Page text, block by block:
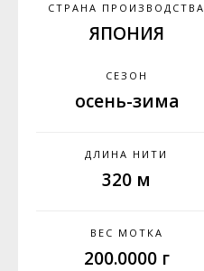
СТРАНА ПРОИЗВОДСТВА
ЯПОНИЯ
СЕЗОН
осень-зима
ДЛИНА НИТИ
320 м
ВЕС МОТКА
200.0000 г